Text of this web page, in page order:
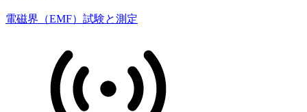
電磁界（EMF）試験と測定